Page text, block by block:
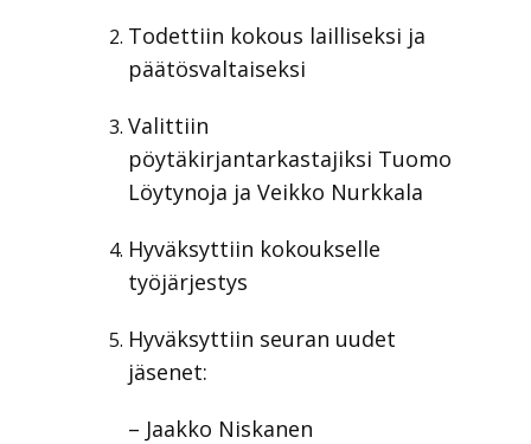
Todettiin kokous lailliseksi ja
päätösvaltaiseksi
Valittiin
pöytäkirjantarkastajiksi Tuomo
Löytynoja ja Veikko Nurkkala
Hyväksyttiin kokoukselle
työjärjestys
Hyväksyttiin seuran uudet
jäsenet:
– Jaakko Niskanen